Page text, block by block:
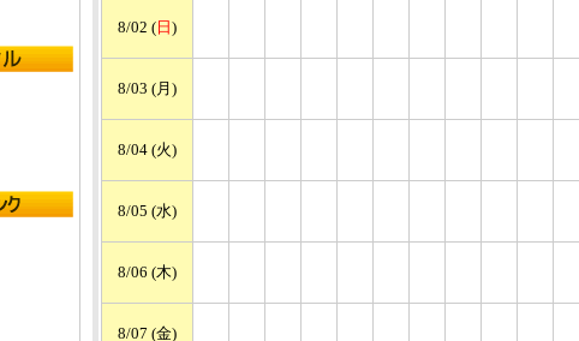
8/02 ( 日 )
8/03 (月)
8/04 (火)
8/05 (水)
8/06 (木)
8/07 (金)